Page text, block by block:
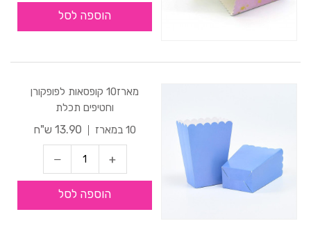
הוספה לסל
מארז10 קופסאות לפופקורן
וחטיפים תכלת
10 במארז
13.90 ש"ח
הוספה לסל